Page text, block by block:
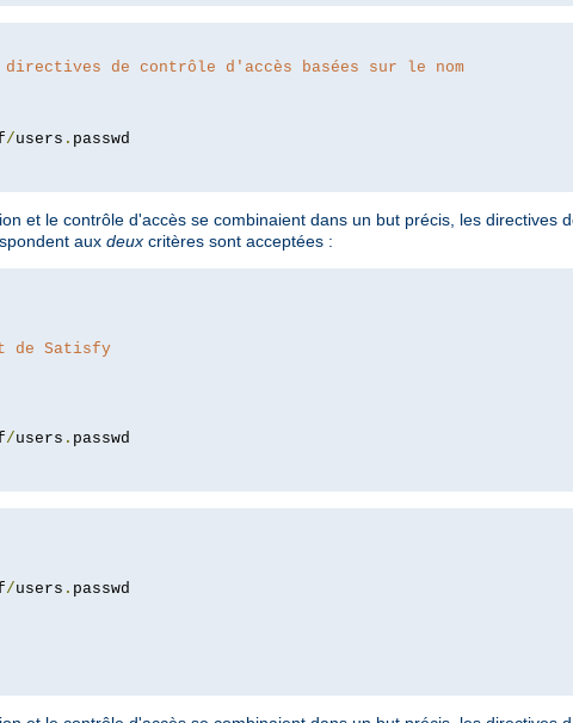
de contrôle d'accès basées sur le nom
/users .
et le contrôle d'accès se combinaient dans un but précis, les directives
aux deux critères sont acceptées :
de Satisfy
/users .
/users .